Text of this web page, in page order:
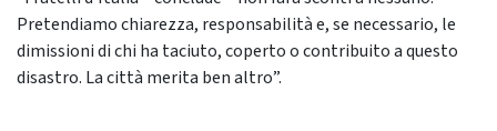
Pretendiamo chiarezza, responsabilità e, se necessario, le
dimissioni di chi ha taciuto, coperto o contribuito a questo
disastro. La città merita ben altro”.